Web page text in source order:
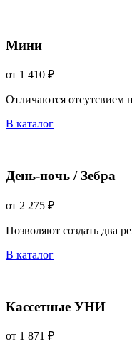
Мини
от 1 410 ₽
Отличаются отсутсвием
В каталог
День-ночь / Зебра
от 2 275 ₽
Позволяют создать два
В каталог
Кассетные УНИ
от 1 871 ₽